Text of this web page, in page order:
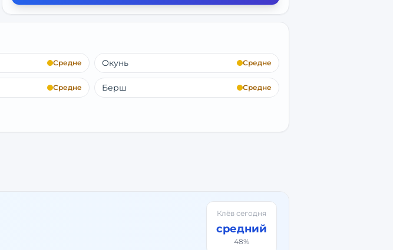
Средне Окунь Средне
Средне Берш Средне
Клёв сегодня
средний
48%